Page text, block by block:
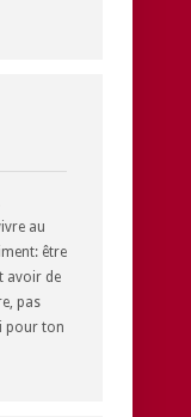
au
être
avoir de
pas
pour ton